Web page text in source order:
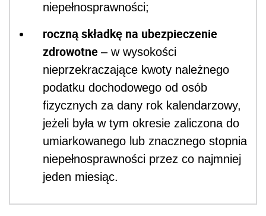
niepełnosprawności;
roczną składkę na ubezpieczenie
zdrowotne – w wysokości
nieprzekraczające kwoty należnego
podatku dochodowego od osób
fizycznych za dany rok kalendarzowy,
jeżeli była w tym okresie zaliczona do
umiarkowanego lub znacznego stopnia
niepełnosprawności przez co najmniej
jeden miesiąc.